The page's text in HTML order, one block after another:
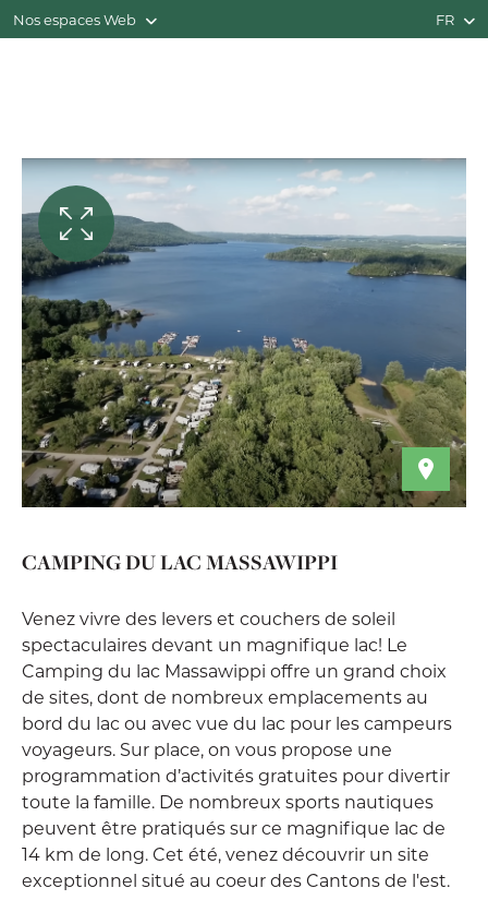
Nos espaces Web FR
CAMPING DU LAC MASSAWIPPI
Venez vivre des levers et couchers de soleil
spectaculaires devant un magnifique lac! Le
Camping du lac Massawippi offre un grand choix
de sites, dont de nombreux emplacements au
bord du lac ou avec vue du lac pour les campeurs
voyageurs. Sur place, on vous propose une
programmation d’activités gratuites pour divertir
toute la famille. De nombreux sports nautiques
peuvent être pratiqués sur ce magnifique lac de
14 km de long. Cet été, venez découvrir un site
exceptionnel situé au coeur des Cantons de l'est.